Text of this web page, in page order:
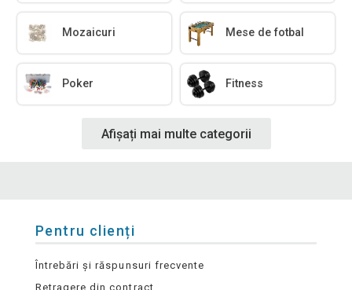
Mozaicuri Mese de fotbal
Poker Fitness
Afișați mai multe categorii
Pentru clienți
Întrebări și răspunsuri frecvente
Retragere din contract